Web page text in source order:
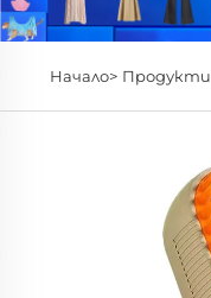
Начало> Продукти